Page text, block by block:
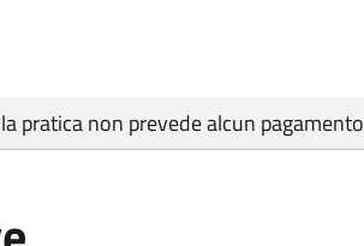
pratica non prevede alcun pagamento